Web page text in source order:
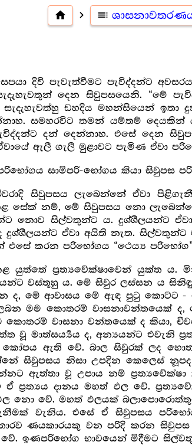
home navigate_next toc
දිවි පැවැත්වීමට පැවිද්දන්ට
දෙන සිවුපසයෙනි. “මේ
ඩහදිය මහන්සියෙන්
සමහරවිට තමන් යම්තම් දෙයකින්
දන් දෙන්නාහ. එසේ දෙන
ඇලී ගැලී මුළාවට පැමිණ ඒවා
සාමිපරි-භෝගය කියා සිවුපස
සිවුපසය ලැබෙන්නේ ඒවා
සේක් නම්, මේ සිවුපසය නො
නොව සිල්වතුන්ට ය. දුශ්ශීලයන්ට
ඒවා අයිති නැත.
එසේ කරන පරිභෝගය “ථෙය්‍ය
ප්‍ර‍ත්‍යවේක්ෂාවෙන් යුක්ත ය.
වස්තූහු ය. මේ සිවුර ලස්සන ය
ද, මේ ආවාසය මේ ඇඳ පුටු කොට්ට -
මම කොතරම් වාසනාවන්තයෙක් ද,
වාසනා වන්තයෙක් ද කියා,
වූ මාත්සර්‍ය්‍යය ද, අන්‍යයන්ට එවැනි
කෝපය ඇති වේ. බාල සිවුරක් ලද
සිවුපසය නිසා උපදින කෙලෙස්
ඇත්තා වූ උපාය නම්
ඒ ප්‍ර‍ත්‍යය දානය මහත් ඵල වේ.
නො වේ. මහත් ඵලයක්
වැනිය. එසේ ඒ සිවුපසය
ණයකාරයකු වන පරිදි කරන
ඉණපරිභෝග භාවයෙන් මිදීමට